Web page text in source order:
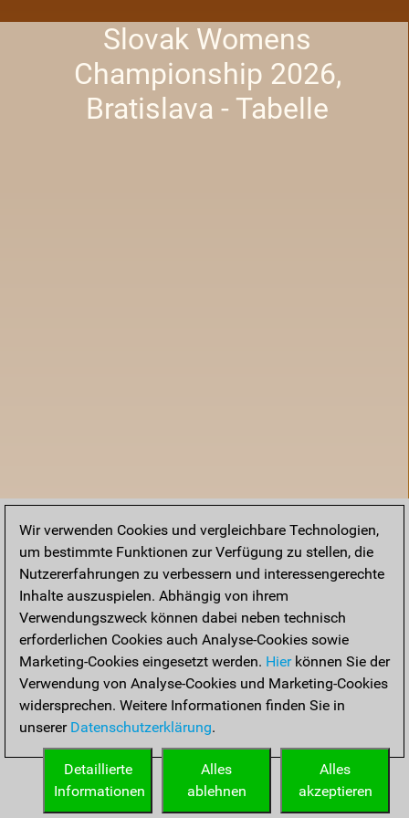
Slovak Womens
Championship 2026,
Bratislava - Tabelle
Startseite
Wir verwenden Cookies und vergleichbare Technologien,
um bestimmte Funktionen zur Verfügung zu stellen, die
Nutzererfahrungen zu verbessern und interessengerechte
Inhalte auszuspielen. Abhängig von ihrem
Verwendungszweck können dabei neben technisch
erforderlichen Cookies auch Analyse-Cookies sowie
Marketing-Cookies eingesetzt werden. Hierkönnen Sie der
Verwendung von Analyse-Cookies und Marketing-Cookies
widersprechen. Weitere Informationen finden Sie in
unserer Datenschutzerklärung.
Alles
akzeptieren
Alles
ablehnen
Detaillierte
Informationen